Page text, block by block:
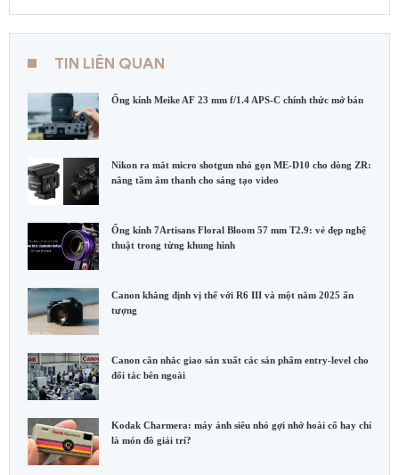
TIN LIÊN QUAN
Ống kính Meike AF 23 mm f/1.4 APS-C chính thức mở bán
Nikon ra mắt micro shotgun nhỏ gọn ME-D10 cho dòng ZR:
nâng tầm âm thanh cho sáng tạo video
Ống kính 7Artisans Floral Bloom 57 mm T2.9: vẻ đẹp nghệ
thuật trong từng khung hình
Canon khẳng định vị thế với R6 III và một năm 2025 ấn
tượng
Canon cân nhắc giao sản xuất các sản phẩm entry-level cho
đối tác bên ngoài
Kodak Charmera: máy ảnh siêu nhỏ gợi nhớ hoài cổ hay chỉ
là món đồ giải trí?